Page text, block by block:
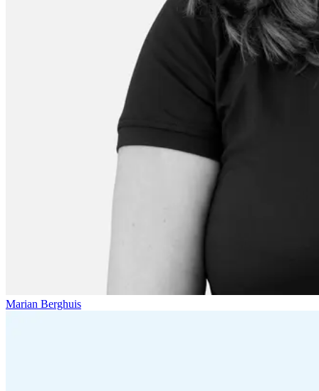
Marian Berghuis